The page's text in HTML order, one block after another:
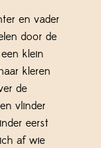
en vader
door de
klein
kleren
de
vlinder
eerst
af wie